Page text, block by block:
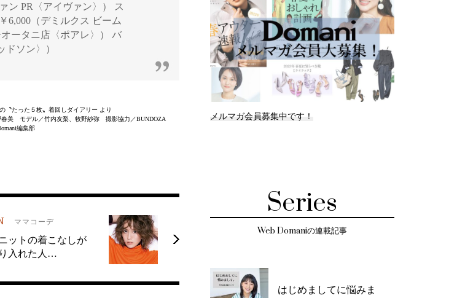
ン PR〈アイヴァン〉） ス
6,000（デミルクス ビーム
ータニ店〈ポアレ〉） バ
ソン〉）
〝たった５枚〟着回しダイアリー より
春美 モデル／竹内友梨、牧野紗弥 撮影協力／BUNDOZA
編集部
ママコーデ
ットの着こなしが
入れた人…
メルマガ会員募集中です！
Series
Web Domaniの連載記事
はじめましてに悩みま